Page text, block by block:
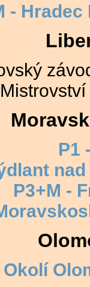
-
P1
P3+M -
Okolí